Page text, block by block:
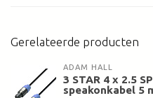
Gerelateerde producten
ADAM HALL
3 STAR 4 x 2.5
speakonkabel 5